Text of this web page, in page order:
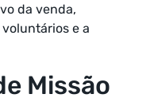
da venda,
e a
Missão